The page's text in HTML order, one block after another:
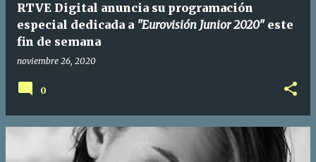
RTVE Digital anuncia su programación
especial dedicada a "Eurovisión Junior 2020"este
fin de semana
noviembre 26, 2020
0